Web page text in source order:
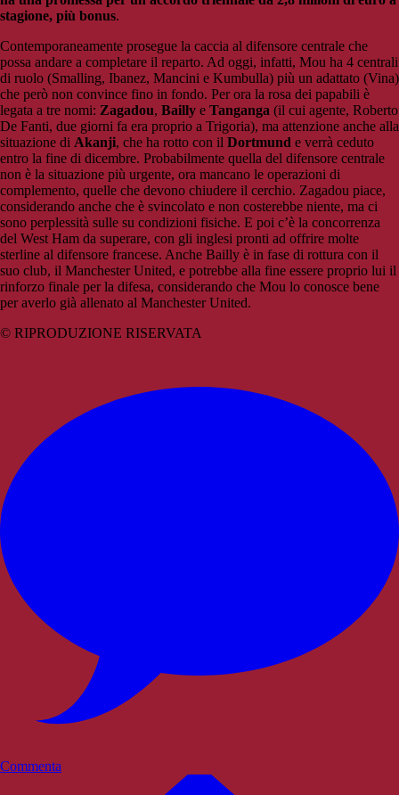
stagione, più bonus.
Contemporaneamente prosegue la caccia al difensore centrale che
possa andare a completare il reparto. Ad oggi, infatti, Mou ha 4 centrali
di ruolo (Smalling, Ibanez, Mancini e Kumbulla) più un adattato (Vina)
che però non convince fino in fondo. Per ora la rosa dei papabili è
legata a tre nomi: Zagadou, Bailly e Tanganga (il cui agente, Roberto
De Fanti, due giorni fa era proprio a Trigoria), ma attenzione anche alla
situazione di Akanji, che ha rotto con il Dortmund e verrà ceduto
entro la fine di dicembre. Probabilmente quella del difensore centrale
non è la situazione più urgente, ora mancano le operazioni di
complemento, quelle che devono chiudere il cerchio. Zagadou piace,
considerando anche che è svincolato e non costerebbe niente, ma ci
sono perplessità sulle su condizioni fisiche. E poi c’è la concorrenza
del West Ham da superare, con gli inglesi pronti ad offrire molte
sterline al difensore francese. Anche Bailly è in fase di rottura con il
suo club, il Manchester United, e potrebbe alla fine essere proprio lui il
rinforzo finale per la difesa, considerando che Mou lo conosce bene
per averlo già allenato al Manchester United.
© RIPRODUZIONE RISERVATA
Commenta